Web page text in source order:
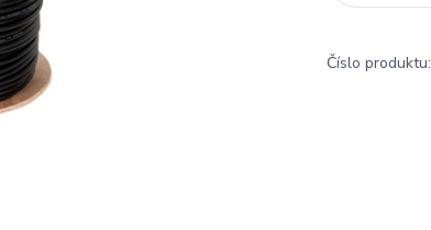
Číslo produktu: